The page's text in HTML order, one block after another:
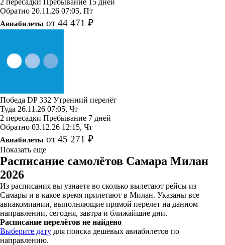
Обратно 20.11.26 07:05, Пт
Авиабилеты от 44 471 ₽
Победа DP 332 Утренний перелёт
Туда 26.11.26 07:05, Чт
2 пересадки Пребывание 7 дней
Обратно 03.12.26 12:15, Чт
Авиабилеты от 45 271 ₽
Показать еще
Расписание самолётов Самара Милан
2026
Из расписания вы узнаете во сколько вылетают рейсы из
Самары и в какое время прилетают в Милан. Указаны все
авиакомпании, выполняющие прямой перелет на данном
направлении, сегодня, завтра и ближайшие дни.
Расписание перелётов не найдено
Выберите дату для поиска дешевых авиабилетов по
направлению.